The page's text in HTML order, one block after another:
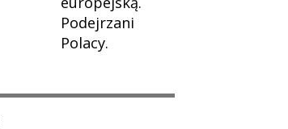
Podejrzani
Polacy.